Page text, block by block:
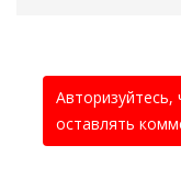
оставлять